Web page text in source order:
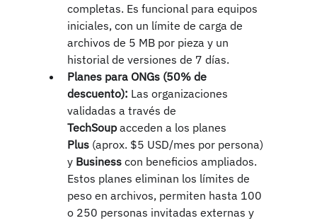
completas. Es funcional para equipos
iniciales, con un límite de carga de
archivos de 5 MB por pieza y un
historial de versiones de 7 días.
Planes para ONGs (50% de
descuento): Las organizaciones
validadas a través de
TechSoup acceden a los planes
Plus (aprox. $5 USD/mes por persona)
y Business con beneficios ampliados.
Estos planes eliminan los límites de
peso en archivos, permiten hasta 100
o 250 personas invitadas externas y